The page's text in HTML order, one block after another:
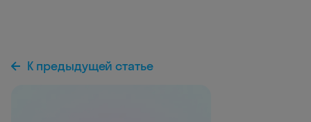
К предыдущей статье